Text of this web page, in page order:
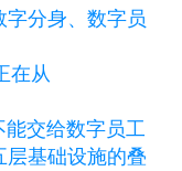
分身、数字员
在从
交给数字员工
基础设施的叠